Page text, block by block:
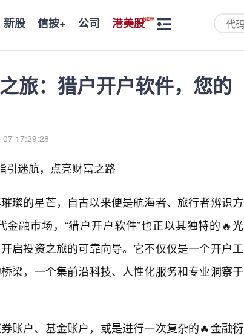
新股 信披+ 公司 港美股
旅：猎户开户软件，您的
17:29:28
迷航，点亮财富之路
璨的星芒，自古以来便是航海者、旅行者辨识方
融市场，“猎户开户软件”也正以其独特的🔥光
启投资之旅的可靠向导。它不仅仅是一个开户工
梁，一个集前沿科技、人性化服务和专业洞察于
账户、基金账户，或是进行一次复杂的🔥金融衍